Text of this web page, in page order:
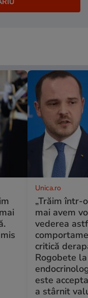
Unica.ro
„Trăim într-
mai avem
vederea
critică
Rogobete
este
a stârnit